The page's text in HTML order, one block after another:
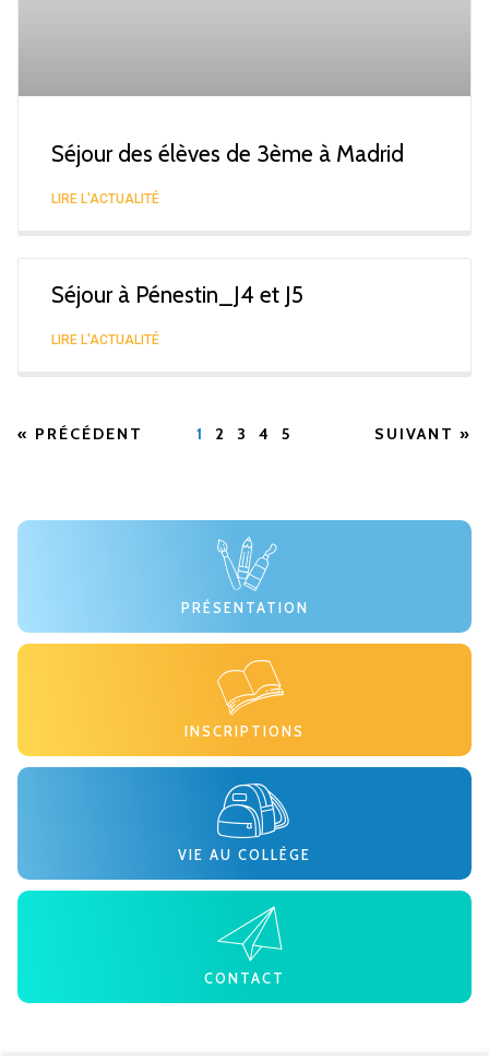
Séjour des élèves de 3ème à Madrid
LIRE L'ACTUALITÉ
Séjour à Pénestin_J4 et J5
LIRE L'ACTUALITÉ
« PRÉCÉDENT 1 2 3 4 5 SUIVANT »
PRÉSENTATION
INSCRIPTIONS
VIE AU COLLÈGE
CONTACT